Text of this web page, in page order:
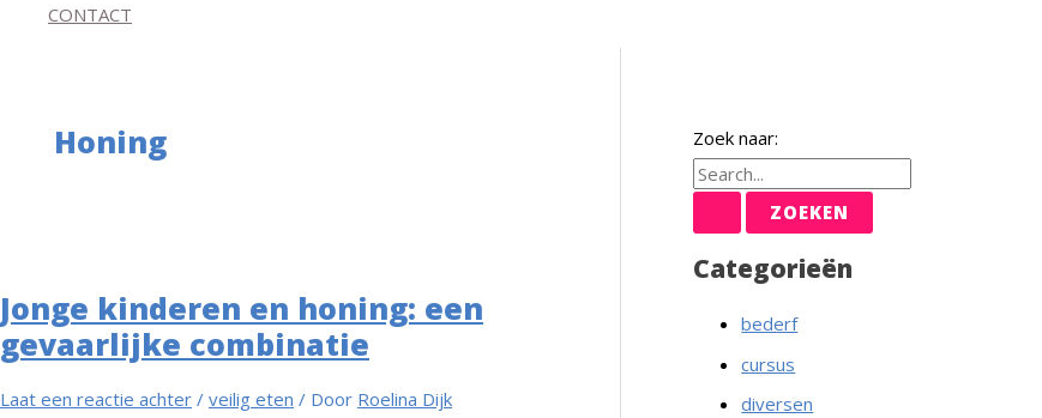
CONTACT
Honing
Jonge kinderen en honing: een
gevaarlijke combinatie
Laat een reactie achter / veilig eten / Door Roelina Dijk
Zoek naar:
Categorieën
bederf
cursus
diversen